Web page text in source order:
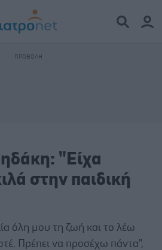
"Είχα
στην παιδική
όλη μου τη ζωή και το λέω
Πρέπει να προσέχω πάντα",